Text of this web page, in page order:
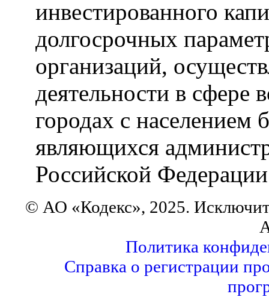
инвестированного
долгосрочных
организаций,
деятельности в сфере
городах с населением
являющихся
Российской
© АО «Кодекс», 2025.
Политика
Справка о регистрации